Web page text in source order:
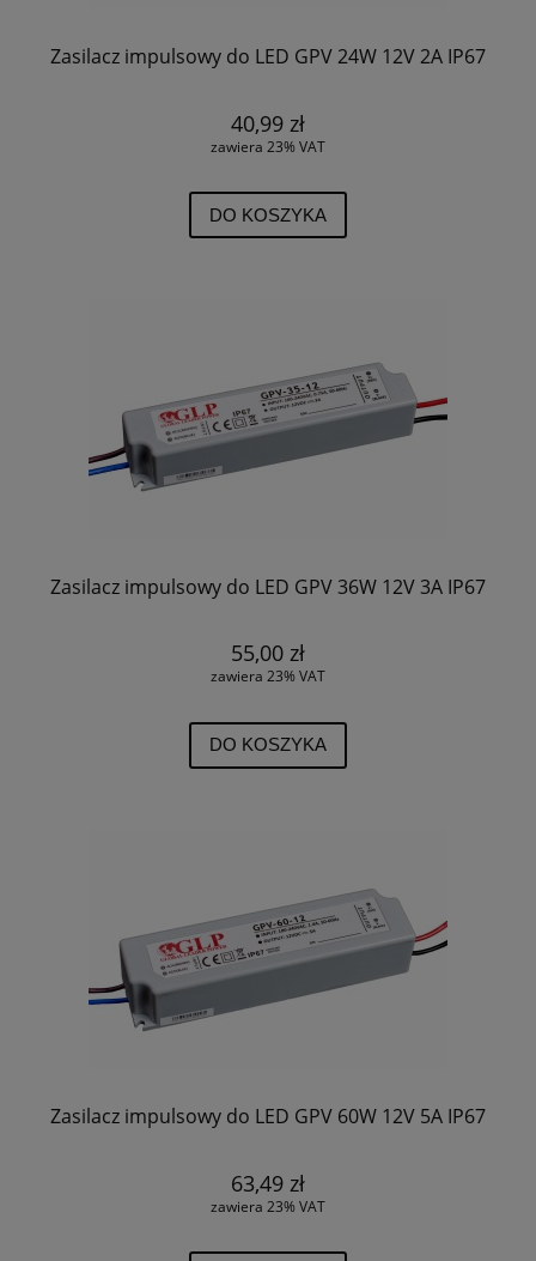
Zasilacz impulsowy do LED GPV 24W 12V 2A IP67
40,99 zł
zawiera 23% VAT
DO KOSZYKA
Zasilacz impulsowy do LED GPV 36W 12V 3A IP67
55,00 zł
zawiera 23% VAT
DO KOSZYKA
Zasilacz impulsowy do LED GPV 60W 12V 5A IP67
63,49 zł
zawiera 23% VAT